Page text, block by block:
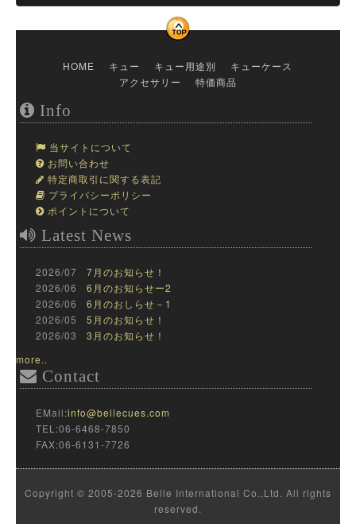
HOME キュー キュー用途別
キューケース
アクセサリー
特価商品
Info
当サイトについて
お問い合わせ
特定商取引に関する表記
プライバシーポリシー
ポイントについて
Latest News
2026/07 7月のお知らせ！
2026/06 6月のお知らせー2
2026/06 6月のおしらせ－1
2026/05 5月のお知らせ！
2026/03 3月のお知らせ！
more..
Contact
EMail:info@bellecues.com
TEL:06-6468-7850
FAX:06-6131-7726
Copyright © 2005-2026 Belle International Co.,Ltd. All rights
reserved.